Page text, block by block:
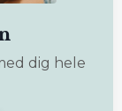
dig hele